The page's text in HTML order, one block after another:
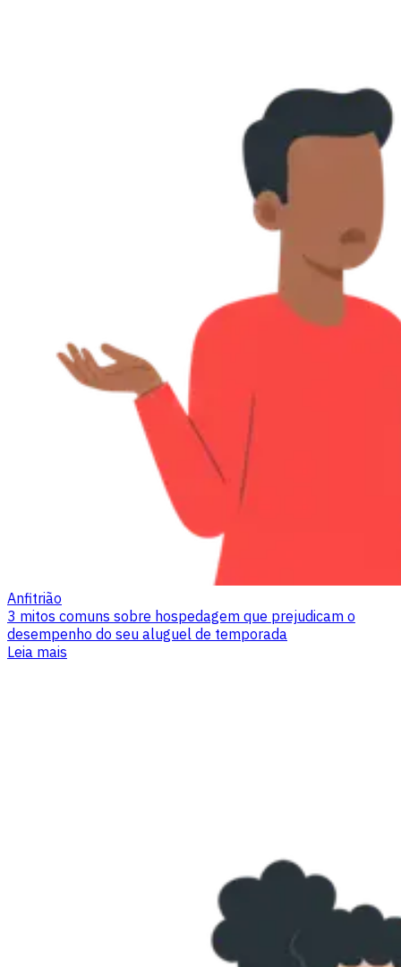
Anfitrião
3 mitos comuns sobre hospedagem que prejudicam o
desempenho do seu aluguel de temporada
Leia mais